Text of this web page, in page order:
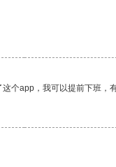
个app，我可以提前下班，